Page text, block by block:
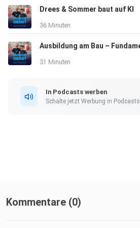
Drees & Sommer baut auf KI
36 Minuten
31 Minuten
In Podcasts werben
Schalte jetzt Werbung in Podcasts.
Kommentare (0)